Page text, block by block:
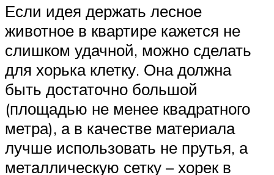
Если идея держать лесное
животное в квартире кажется не
слишком удачной, можно сделать
для хорька клетку. Она должна
быть достаточно большой
(площадью не менее квадратного
метра), а в качестве материала
лучше использовать не прутья, а
металлическую сетку – хорек в